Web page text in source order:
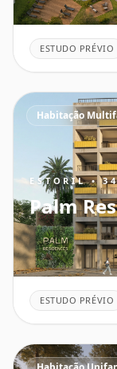
ESTUDO PRÉVIO
Habitação
ESTORIL •
Palm
ESTUDO PRÉVIO